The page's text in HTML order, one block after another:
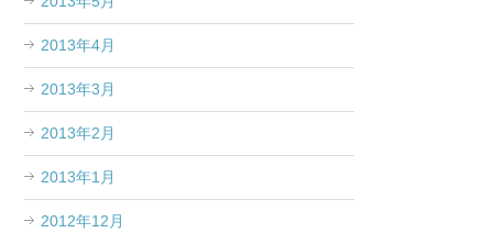
2013年4月
2013年3月
2013年2月
2013年1月
2012年12月